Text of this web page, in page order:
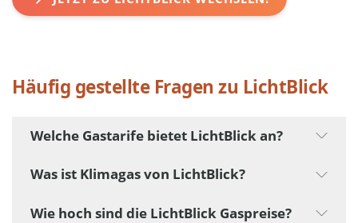
Häufig gestellte Fragen zu LichtBlick
Welche Gastarife bietet LichtBlick an?
Was ist Klimagas von LichtBlick?
Wie hoch sind die LichtBlick Gaspreise?